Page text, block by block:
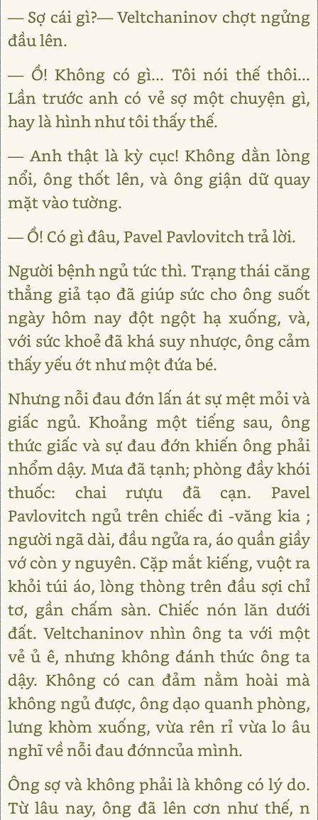
— Sợ cái gì?— Veltchaninov chợt ngửng
đầu lên.
— Ồ! Không có gì... Tôi nói thế thôi...
Lần trước anh có vẻ sợ một chuyện gì,
hay là hình như tôi thấy thế.
— Anh thật là kỳ cục! Không dằn lòng
nổi, ông thốt lên, và ông giận dữ quay
mặt vào tường.
— Ồ! Có gì đâu, Pavel Pavlovitch trả lời.
Người bệnh ngủ tức thì. Trạng thái căng
thẳng giả tạo đã giúp sức cho ông suốt
ngày hôm nay đột ngột hạ xuống, và,
với sức khoẻ đã khá suy nhược, ông cảm
thấy yếu ớt như một đứa bé.
Nhưng nỗi đau đớn lấn át sự mệt mỏi và
giấc ngủ. Khoảng một tiếng sau, ông
thức giấc và sự đau đớn khiến ông phải
nhổm dậy. Mưa đã tạnh; phòng đầy khói
thuốc: chai rưựu đã cạn. Pavel
Pavlovitch ngủ trên chiếc đi -văng kia ;
người ngã dài, đầu ngửa ra, áo quần giầy
vớ còn y nguyên. Cặp mắt kiếng, vuột ra
khỏi túi áo, lòng thòng trên đầu sợi chỉ
tơ, gần chấm sàn. Chiếc nón lăn dưới
đất. Veltchaninov nhìn ông ta với một
vẻ ủ ê, nhưng không đánh thức ông ta
dậy. Không có can đảm nằm hoài mà
không ngủ được, ông dạo quanh phòng,
lưng khòm xuống, vừa rên rỉ vừa lo âu
nghĩ về nỗi đau đớnncủa mình.
Ông sợ và không phải là không có lý do.
Từ lâu nay, ông đã lên cơn như thế, n